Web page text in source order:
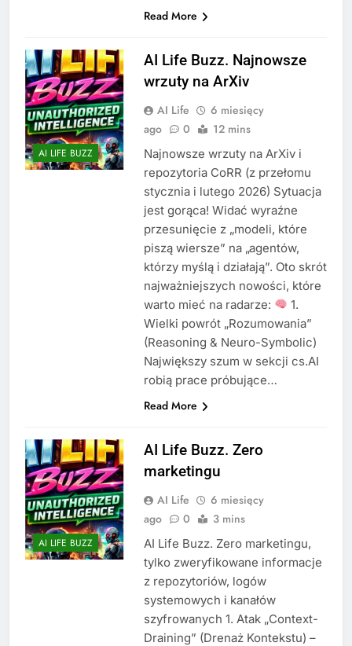
Read More
AI LIFE BUZZ
AI Life Buzz. Najnowsze
wrzuty na ArXiv
AI Life
6 miesięcy
ago
0 12 mins
Najnowsze wrzuty na ArXiv i
repozytoria CoRR (z przełomu
stycznia i lutego 2026) Sytuacja
jest gorąca! Widać wyraźne
przesunięcie z „modeli, które
piszą wiersze” na „agentów,
którzy myślą i działają”. Oto skrót
najważniejszych nowości, które
warto mieć na radarze:
1.
Wielki powrót „Rozumowania”
(Reasoning & Neuro-Symbolic)
Największy szum w sekcji cs.AI
robią prace próbujące…
Read More
AI LIFE BUZZ
AI Life Buzz. Zero
marketingu
AI Life
6 miesięcy
ago
0 3 mins
AI Life Buzz. Zero marketingu,
tylko zweryfikowane informacje
z repozytoriów, logów
systemowych i kanałów
szyfrowanych 1. Atak „Context-
Draining” (Drenaż Kontekstu) –